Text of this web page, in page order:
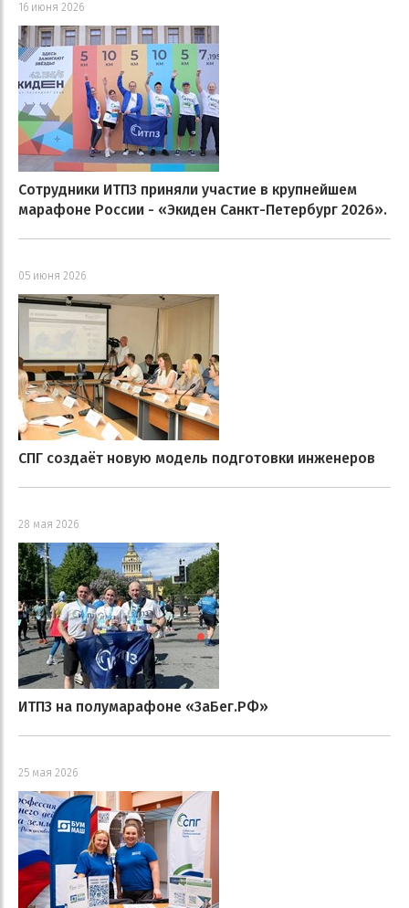
16 июня 2026
Сотрудники ИТПЗ приняли участие в крупнейшем
марафоне России - «Экиден Санкт-Петербург 2026».
05 июня 2026
СПГ создаёт новую модель подготовки инженеров
28 мая 2026
ИТПЗ на полумарафоне «ЗаБег.РФ»
25 мая 2026